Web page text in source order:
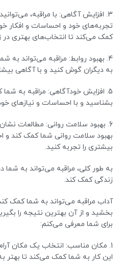
3. افزایش آگاهی: با مراقبه،
تجربه‌های خود و احساسات و افکار
کمک می‌کند تا انتخاب‌های بهتری در
4. بهبود روابط: مراقبه می‌تواند
به دیگران گوش کنید و با آگاهی
5. افزایش خودآگاهی: مراقبه به
بشناسید و با احساسات و نیازهای
6. بهبود سلامت روانی: مطالعات
بهبود سلامت روانی شما کمک کند
بیشتری را تجربه کنید.
به طور کلی، مراقبه می‌تواند به شما
زندگی کمک کند.
آداب مراقبه می‌تواند به شما کمک
بخشید و از آن بهترین نتیجه را
برای شما معرفی می‌کنم:
1. مکان مناسب: انتخاب یک مکان
این کار به شما کمک می‌کند تا بهتر